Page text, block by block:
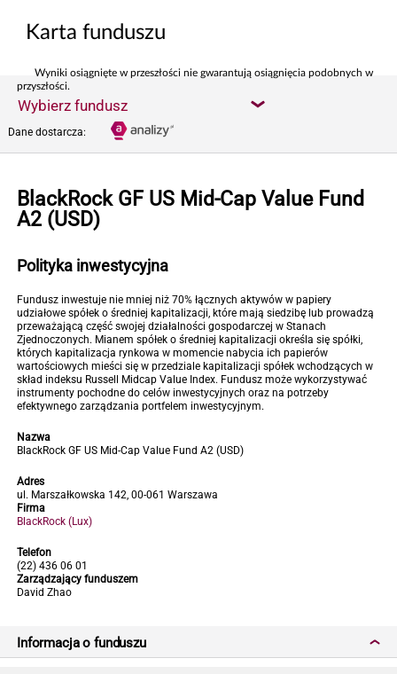
Karta funduszu
Wyniki osiągnięte w przeszłości nie gwarantują osiągnięcia podobnych w
przyszłości.
Wybierz fundusz
Dane dostarcza:
BlackRock GF US Mid-Cap Value Fund
A2 (USD)
Polityka inwestycyjna
Fundusz inwestuje nie mniej niż 70% łącznych aktywów w papiery
udziałowe spółek o średniej kapitalizacji, które mają siedzibę lub prowadzą
przeważającą część swojej działalności gospodarczej w Stanach
Zjednoczonych. Mianem spółek o średniej kapitalizacji określa się spółki,
których kapitalizacja rynkowa w momencie nabycia ich papierów
wartościowych mieści się w przedziale kapitalizacji spółek wchodzących w
skład indeksu Russell Midcap Value Index. Fundusz może wykorzystywać
instrumenty pochodne do celów inwestycyjnych oraz na potrzeby
efektywnego zarządzania portfelem inwestycyjnym.
Nazwa
BlackRock GF US Mid-Cap Value Fund A2 (USD)
Adres
ul. Marszałkowska 142, 00-061 Warszawa
Firma
BlackRock (Lux)
Telefon
(22) 436 06 01
Zarządzający funduszem
David Zhao
Informacja o funduszu